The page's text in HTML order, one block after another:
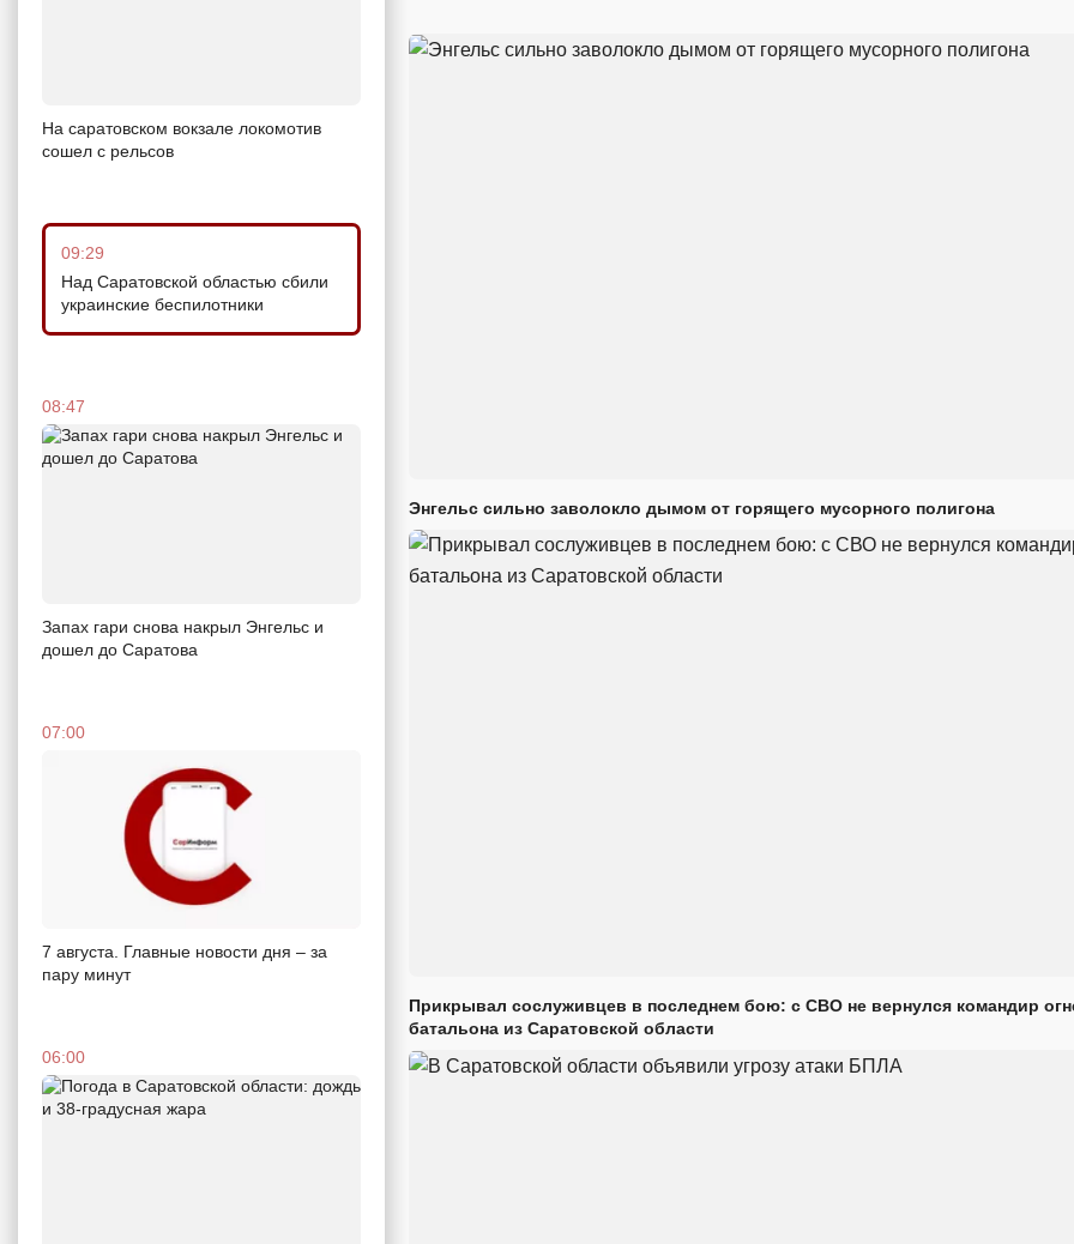
На саратовском вокзале локомотив
сошел с рельсов
09:29
Над Саратовской областью сбили
украинские беспилотники
08:47
Запах гари снова накрыл Энгельс и
дошел до Саратова
07:00
7 августа. Главные новости дня – за
пару минут
06:00
Энгельс сильно заволокло дымом от горящего мусорного полигона
Прикрывал сослуживцев в последнем бою: с СВО не вернулся командир
батальона из Саратовской области